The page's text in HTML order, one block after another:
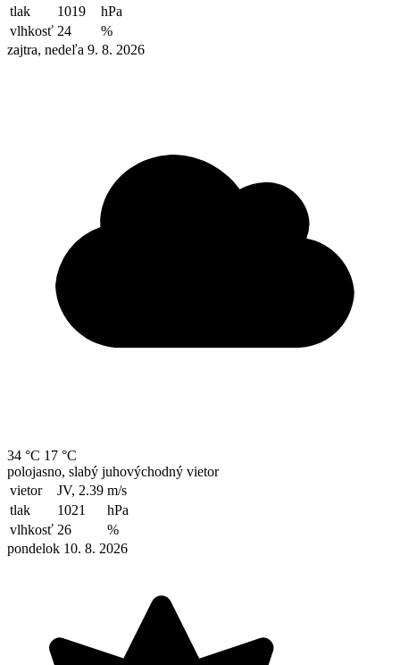
tlak
1019
hPa
vlhkosť 24
%
zajtra, nedeľa 9. 8. 2026
34 °C 17 °C
polojasno, slabý juhovýchodný vietor
vietor
JV, 2.39 m/s
tlak
1021
hPa
vlhkosť 26
%
pondelok 10. 8. 2026